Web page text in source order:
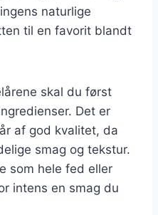
naturlige
til en favorit blandt
skal du først
Det er
af god kvalitet, da
smag og tekstur.
som hele fed eller
intens en smag du